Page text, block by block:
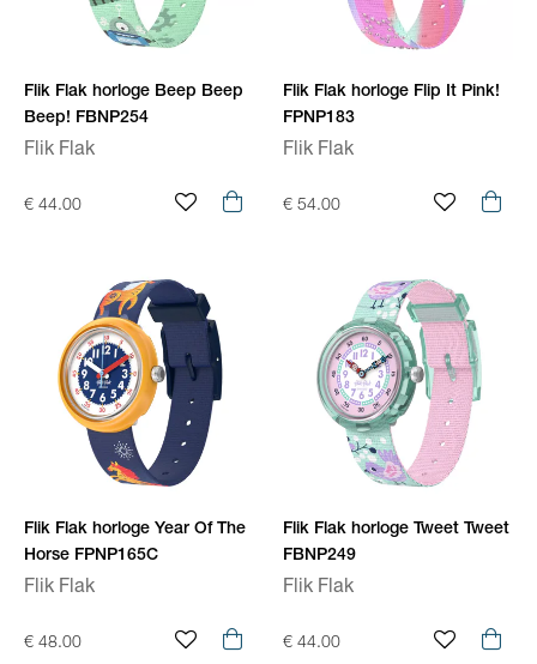
Flik Flak horloge Beep Beep
Beep! FBNP254
Flik Flak
€ 44.00
Flik Flak horloge Flip It Pink!
FPNP183
Flik Flak
€ 54.00
Flik Flak horloge Year Of The
Horse FPNP165C
Flik Flak
€ 48.00
Flik Flak horloge Tweet Tweet
FBNP249
Flik Flak
€ 44.00